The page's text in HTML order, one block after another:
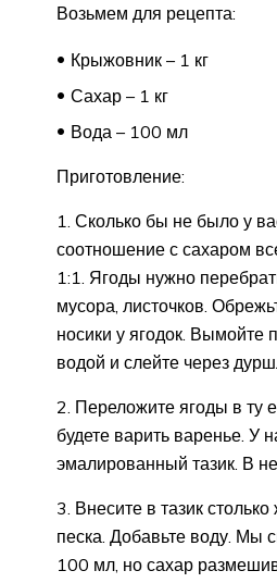
Возьмем для рецепта:
Крыжовник – 1 кг
Сахар – 1 кг
Вода – 100 мл
Приготовление:
1. Сколько бы не было у
соотношение с сахаром
1:1. Ягоды нужно
мусора, листочков.
носики у ягодок. Вымойте
водой и слейте через
2. Переложите ягоды в ту
будете варить варенье. У
эмалированный тазик. В
3. Внесите в тазик
песка. Добавьте воду. Мы
100 мл, но сахар